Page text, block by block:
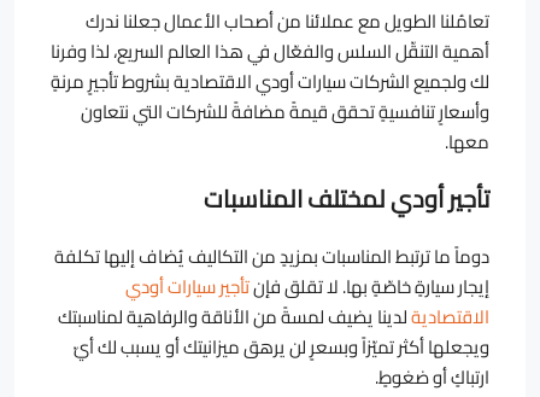
تعامُلنا الطويل مع عملائنا من أصحاب الأعمال جعلنا ندرك
أهمية التنقّل السلس والفعّال في هذا العالم السريع، لذا وفرنا
لك ولجميع الشركات سيارات أودي الاقتصادية بشروط تأجيرٍ مرنةٍ
وأسعارٍ تنافسيةٍ تحقق قيمةً مضافةً للشركات التي نتعاون
معها.
تأجير أودي لمختلف المناسبات
دوماً ما ترتبط المناسبات بمزيدٍ من التكاليف يُضاف إليها تكلفة
إيجار سيارةٍ خاصّةٍ بها. لا تقلق فإنتأجير سيارات أودي
الاقتصاديةلدينا يضيف لمسةً من الأناقة والرفاهية لمناسبتك
ويجعلها أكثر تميّزاً وبسعرٍ لن يرهق ميزانيتك أو يسبب لك أيّ
ارتباكٍ أو ضغوطٍ.